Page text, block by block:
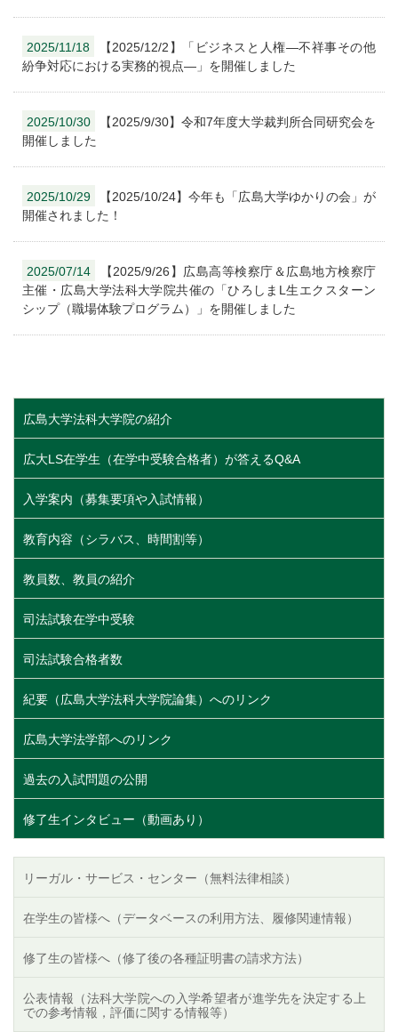
2025/11/18
【2025/12/2】「ビジネスと人権―不祥事その他
紛争対応における実務的視点―」を開催しました
2025/10/30
【2025/9/30】令和7年度大学裁判所合同研究会を
開催しました
2025/10/29
【2025/10/24】今年も「広島大学ゆかりの会」が
開催されました！
2025/07/14
【2025/9/26】広島高等検察庁＆広島地方検察庁
主催・広島大学法科大学院共催の「ひろしまL生エクスターン
シップ（職場体験プログラム）」を開催しました
広島大学法科大学院の紹介
広大LS在学生（在学中受験合格者）が答えるQ&A
入学案内（募集要項や入試情報）
教育内容（シラバス、時間割等）
教員数、教員の紹介
司法試験在学中受験
司法試験合格者数
紀要（広島大学法科大学院論集）へのリンク
広島大学法学部へのリンク
過去の入試問題の公開
修了生インタビュー（動画あり）
リーガル・サービス・センター（無料法律相談）
在学生の皆様へ（データベースの利用方法、履修関連情報）
修了生の皆様へ（修了後の各種証明書の請求方法）
公表情報（法科大学院への入学希望者が進学先を決定する上
での参考情報，評価に関する情報等）